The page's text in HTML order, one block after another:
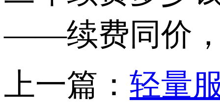
——续费同价
上一篇： 轻量